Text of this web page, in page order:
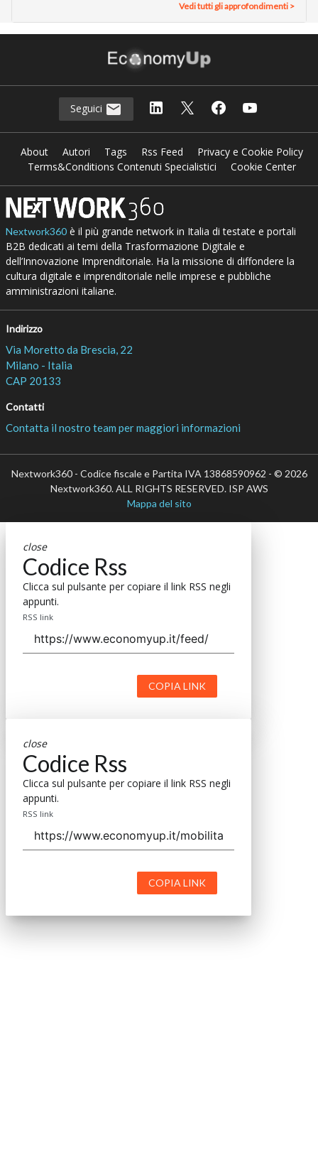
Vedi tutti gli approfondimenti >
Seguici
About Autori Tags Rss Feed
Privacy e Cookie Policy
Terms&Conditions Contenuti Specialistici
Cookie Center
Nextwork360è il più grande network in Italia di testate e portali
B2B dedicati ai temi della Trasformazione Digitale e
dell’Innovazione Imprenditoriale. Ha la missione di diffondere la
cultura digitale e imprenditoriale nelle imprese e pubbliche
amministrazioni italiane.
Indirizzo
Via Moretto da Brescia, 22
Milano - Italia
CAP 20133
Contatti
Contatta il nostro team per maggiori informazioni
Nextwork360 - Codice fiscale e Partita IVA 13868590962 - © 2026
Nextwork360. ALL RIGHTS RESERVED. ISP AWS
Mappa del sito
close
Codice Rss
Clicca sul pulsante per copiare il link RSS negli
appunti.
RSS link
COPIA LINK
close
Codice Rss
Clicca sul pulsante per copiare il link RSS negli
appunti.
RSS link
COPIA LINK